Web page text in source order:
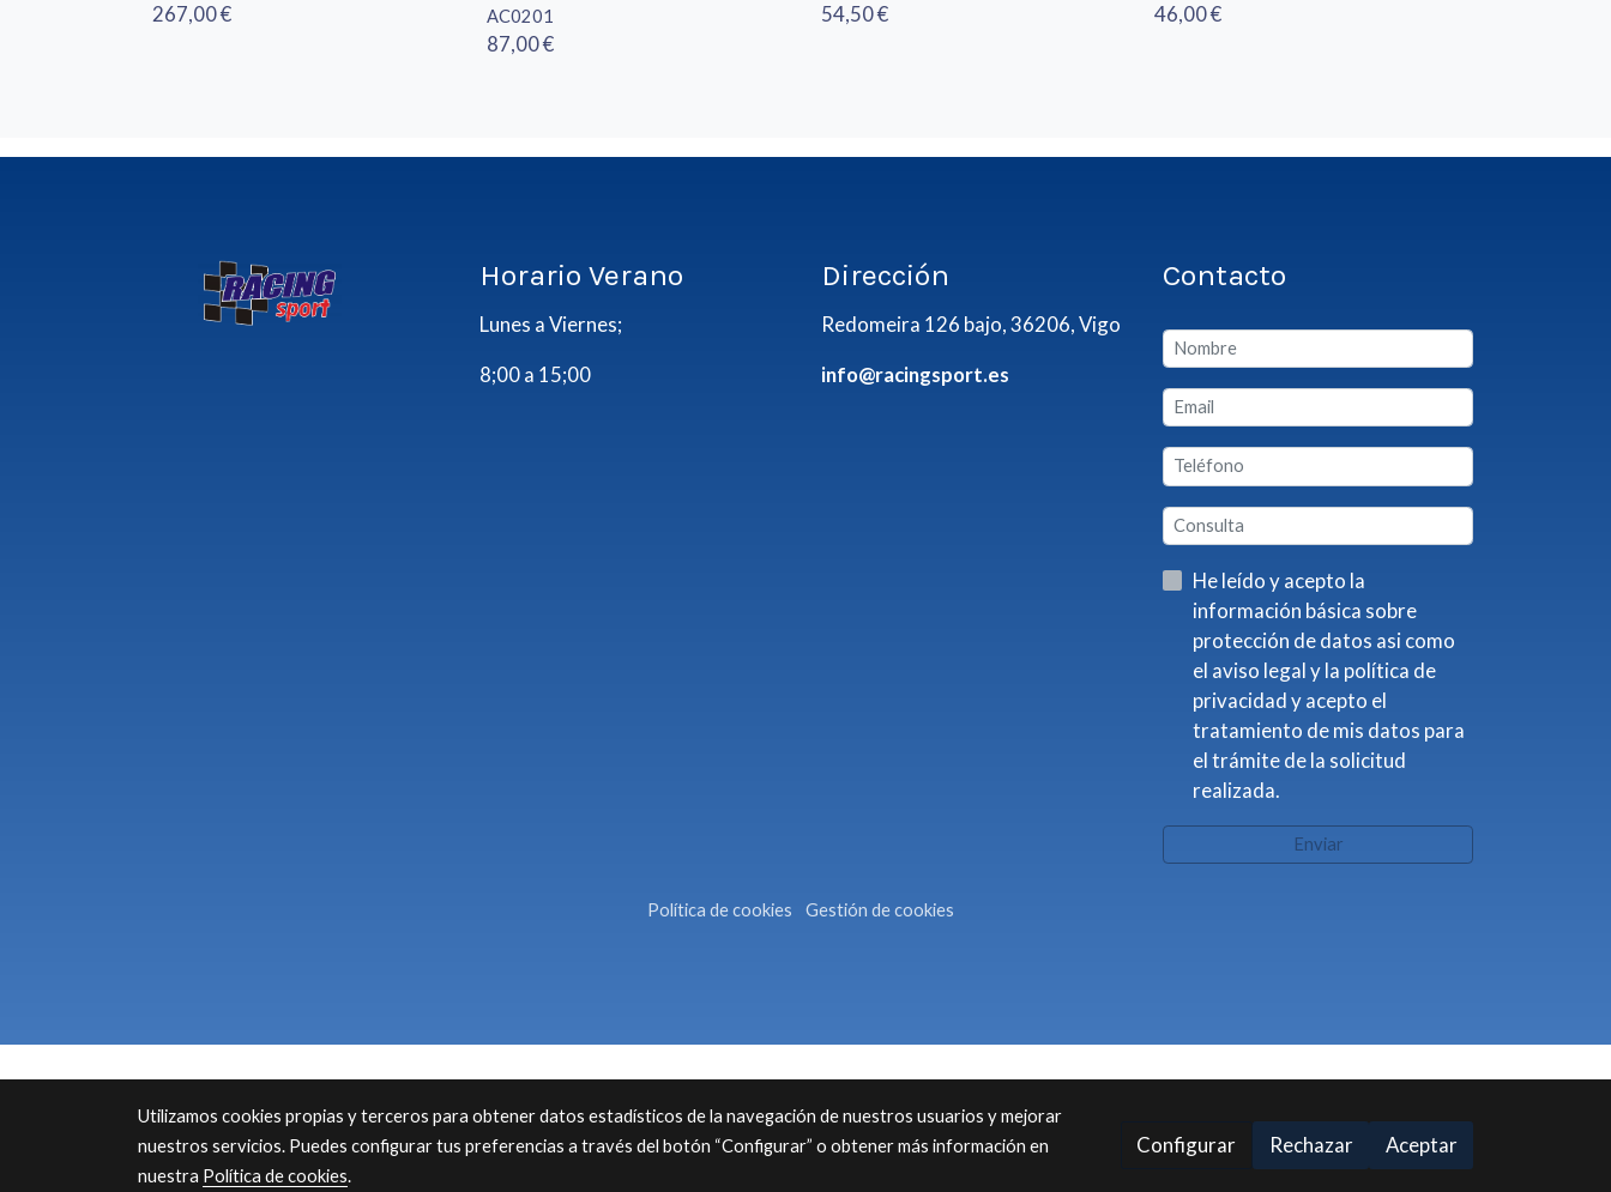
267,00 € AC0201
87,00 €
54,50 € 46,00 €
Horario Verano
Lunes a Viernes;
8;00 a 15;00
Dirección
Redomeira 126 bajo, 36206, Vigo
info@racingsport.es
Contacto
He leído y acepto la
información básica sobre
protección de datos asi como
el aviso legal y la política de
privacidad y acepto el
tratamiento de mis datos para
el trámite de la solicitud
realizada.
Enviar
Política de cookies Gestión de cookies
Utilizamos cookies propias y terceros para obtener datos estadísticos de la navegación de nuestros usuarios y mejorar
nuestros servicios. Puedes configurar tus preferencias a través del botón “Configurar” o obtener más información en
nuestra Política de cookies.
Configurar Rechazar Aceptar